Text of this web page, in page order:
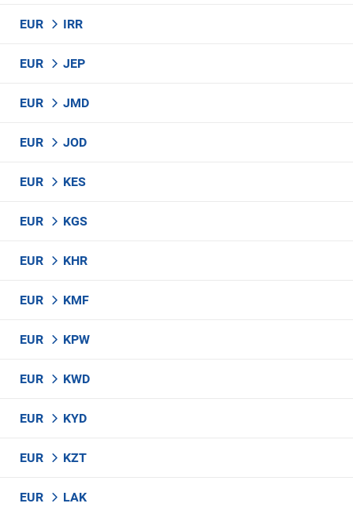
EUR IRR
EUR JEP
EUR JMD
EUR JOD
EUR KES
EUR KGS
EUR KHR
EUR KMF
EUR KPW
EUR KWD
EUR KYD
EUR KZT
EUR LAK